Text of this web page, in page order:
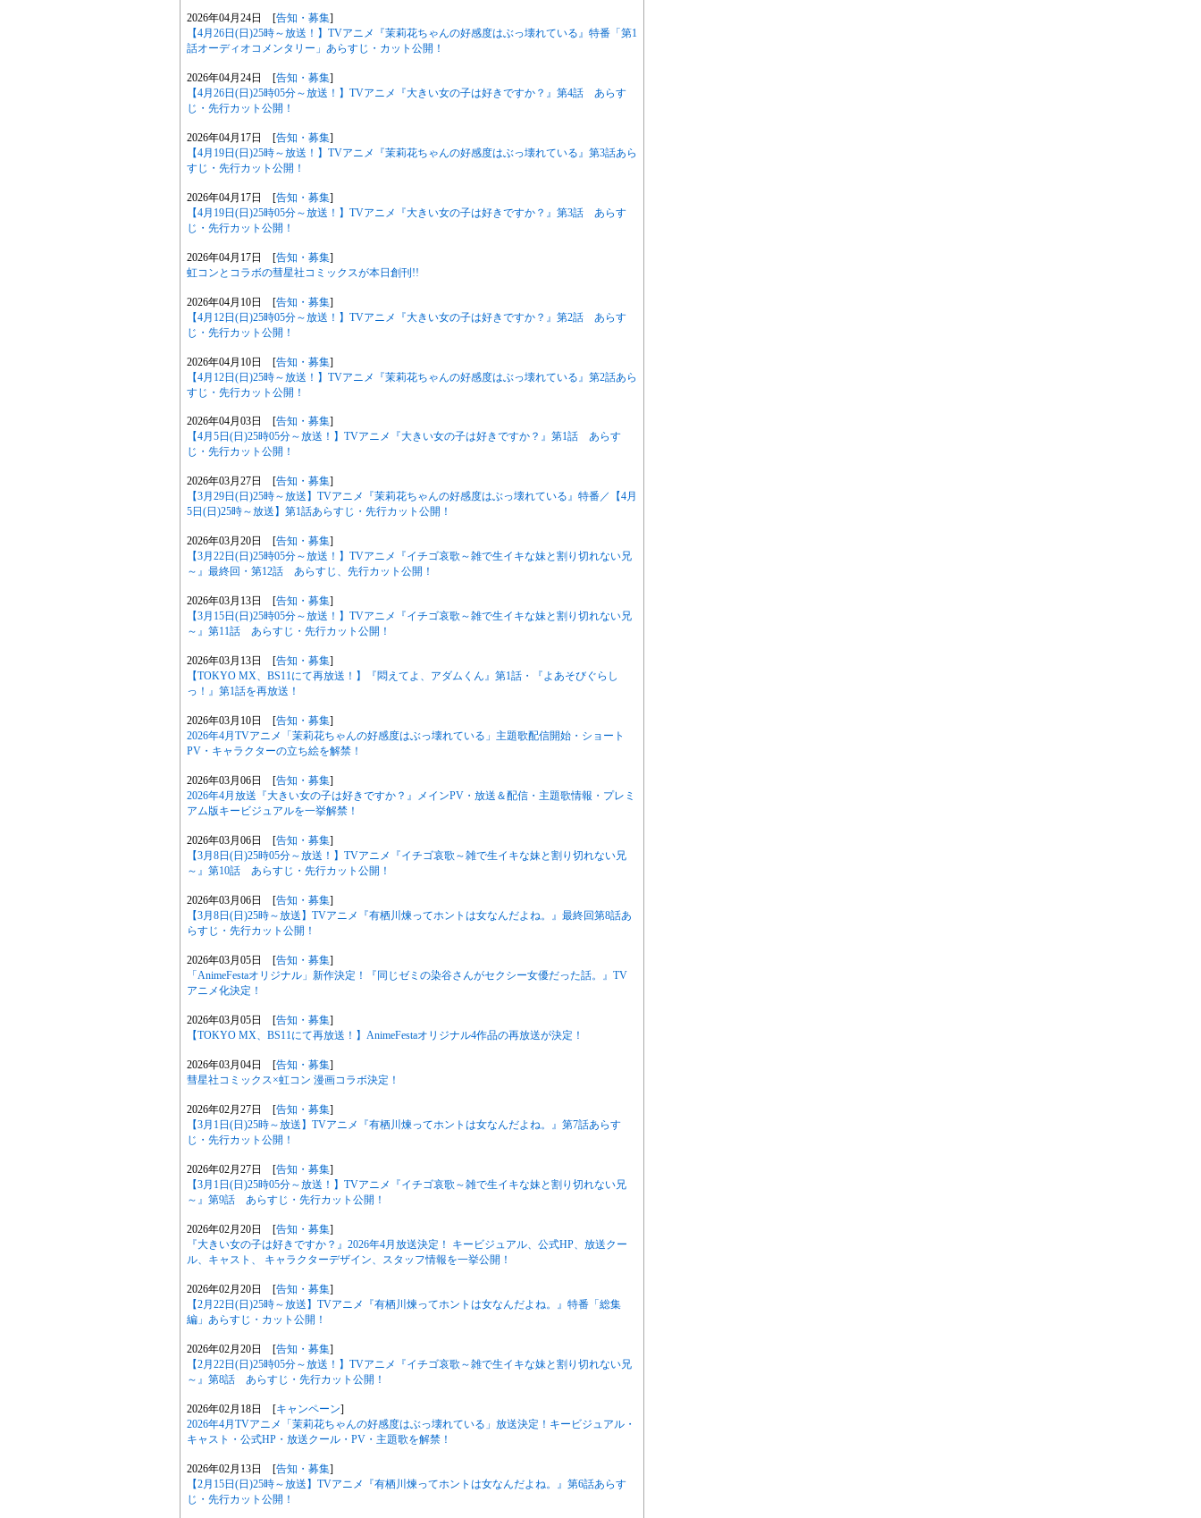
2026年04月24日 [告知・募集]
【4月26日(日)25時～放送！】TVアニメ『茉莉花ちゃんの好感度はぶっ壊れている』特番「第1
話オーディオコメンタリー」あらすじ・カット公開！
2026年04月24日 [告知・募集]
【4月26日(日)25時05分～放送！】TVアニメ『大きい女の子は好きですか？』第4話 あらす
じ・先行カット公開！
2026年04月17日 [告知・募集]
【4月19日(日)25時～放送！】TVアニメ『茉莉花ちゃんの好感度はぶっ壊れている』第3話あら
すじ・先行カット公開！
2026年04月17日 [告知・募集]
【4月19日(日)25時05分～放送！】TVアニメ『大きい女の子は好きですか？』第3話 あらす
じ・先行カット公開！
2026年04月17日 [告知・募集]
虹コンとコラボの彗星社コミックスが本日創刊!!
2026年04月10日 [告知・募集]
【4月12日(日)25時05分～放送！】TVアニメ『大きい女の子は好きですか？』第2話 あらす
じ・先行カット公開！
2026年04月10日 [告知・募集]
【4月12日(日)25時～放送！】TVアニメ『茉莉花ちゃんの好感度はぶっ壊れている』第2話あら
すじ・先行カット公開！
2026年04月03日 [告知・募集]
【4月5日(日)25時05分～放送！】TVアニメ『大きい女の子は好きですか？』第1話 あらす
じ・先行カット公開！
2026年03月27日 [告知・募集]
【3月29日(日)25時～放送】TVアニメ『茉莉花ちゃんの好感度はぶっ壊れている』特番／【4月
5日(日)25時～放送】第1話あらすじ・先行カット公開！
2026年03月20日 [告知・募集]
【3月22日(日)25時05分～放送！】TVアニメ『イチゴ哀歌～雑で生イキな妹と割り切れない兄
～』最終回・第12話 あらすじ、先行カット公開！
2026年03月13日 [告知・募集]
【3月15日(日)25時05分～放送！】TVアニメ『イチゴ哀歌～雑で生イキな妹と割り切れない兄
～』第11話 あらすじ・先行カット公開！
2026年03月13日 [告知・募集]
【TOKYO MX、BS11にて再放送！】『悶えてよ、アダムくん』第1話・『よあそびぐらし
っ！』第1話を再放送！
2026年03月10日 [告知・募集]
2026年4月TVアニメ「茉莉花ちゃんの好感度はぶっ壊れている」主題歌配信開始・ショート
PV・キャラクターの立ち絵を解禁！
2026年03月06日 [告知・募集]
2026年4月放送『大きい女の子は好きですか？』メインPV・放送＆配信・主題歌情報・プレミ
アム版キービジュアルを一挙解禁！
2026年03月06日 [告知・募集]
【3月8日(日)25時05分～放送！】TVアニメ『イチゴ哀歌～雑で生イキな妹と割り切れない兄
～』第10話 あらすじ・先行カット公開！
2026年03月06日 [告知・募集]
【3月8日(日)25時～放送】TVアニメ『有栖川煉ってホントは女なんだよね。』最終回第8話あ
らすじ・先行カット公開！
2026年03月05日 [告知・募集]
「AnimeFestaオリジナル」新作決定！『同じゼミの染谷さんがセクシー女優だった話。』TV
アニメ化決定！
2026年03月05日 [告知・募集]
【TOKYO MX、BS11にて再放送！】AnimeFestaオリジナル4作品の再放送が決定！
2026年03月04日 [告知・募集]
彗星社コミックス×虹コン 漫画コラボ決定！
2026年02月27日 [告知・募集]
【3月1日(日)25時～放送】TVアニメ『有栖川煉ってホントは女なんだよね。』第7話あらす
じ・先行カット公開！
2026年02月27日 [告知・募集]
【3月1日(日)25時05分～放送！】TVアニメ『イチゴ哀歌～雑で生イキな妹と割り切れない兄
～』第9話 あらすじ・先行カット公開！
2026年02月20日 [告知・募集]
『大きい女の子は好きですか？』2026年4月放送決定！ キービジュアル、公式HP、放送クー
ル、キャスト、 キャラクターデザイン、スタッフ情報を一挙公開！
2026年02月20日 [告知・募集]
【2月22日(日)25時～放送】TVアニメ『有栖川煉ってホントは女なんだよね。』特番「総集
編」あらすじ・カット公開！
2026年02月20日 [告知・募集]
【2月22日(日)25時05分～放送！】TVアニメ『イチゴ哀歌～雑で生イキな妹と割り切れない兄
～』第8話 あらすじ・先行カット公開！
2026年02月18日 [キャンペーン]
2026年4月TVアニメ「茉莉花ちゃんの好感度はぶっ壊れている」放送決定！キービジュアル・
キャスト・公式HP・放送クール・PV・主題歌を解禁！
2026年02月13日 [告知・募集]
【2月15日(日)25時～放送】TVアニメ『有栖川煉ってホントは女なんだよね。』第6話あらす
じ・先行カット公開！